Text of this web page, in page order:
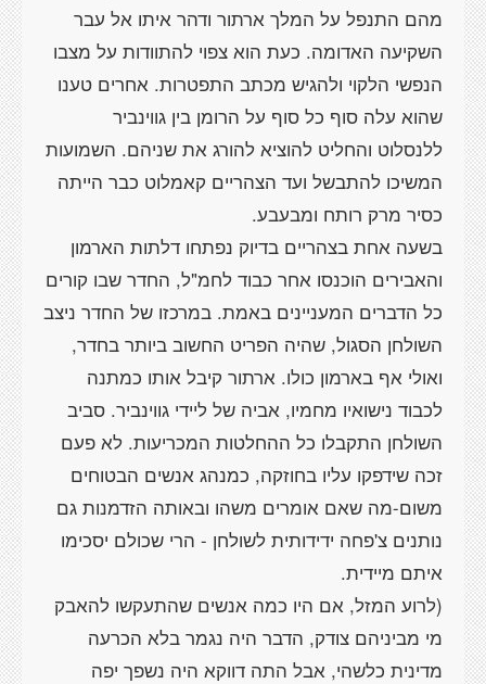
מהם התנפל על המלך ארתור ודהר איתו אל עבר
השקיעה האדומה. כעת הוא צפוי להתוודות על מצבו
הנפשי הלקוי ולהגיש מכתב התפטרות. אחרים טענו
שהוא עלה סוף כל סוף על הרומן בין גווינביר
ללנסלוט והחליט להוציא להורג את שניהם. השמועות
המשיכו להתבשל ועד הצהריים קאמלוט כבר הייתה
בשעה אחת בצהריים בדיוק נפתחו דלתות הארמון
והאבירים הוכנסו אחר כבוד לחמ"ל, החדר שבו קורים
כל הדברים המעניינים באמת. במרכזו של החדר ניצב
השולחן הסגול, שהיה הפריט החשוב ביותר בחדר,
ואולי אף בארמון כולו. ארתור קיבל אותו כמתנה
לכבוד נישואיו מחמיו, אביה של ליידי גווינביר. סביב
השולחן התקבלו כל ההחלטות המכריעות. לא פעם
זכה שידפקו עליו בחוזקה, כמנהג אנשים הבטוחים
משום-מה שאם אומרים משהו ובאותה הזדמנות גם
נותנים צ'פחה ידידותית לשולחן - הרי שכולם יסכימו
(לרוע המזל, אם היו כמה אנשים שהתעקשו להאבק
מי מביניהם צודק, הדבר היה נגמר בלא הכרעה
מדינית כלשהי, אבל התה דווקא היה נשפך יפה